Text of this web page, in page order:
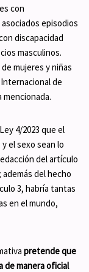
con
episodios
discapacidad
masculinos.
mujeres y niñas
de
mencionada.
4/2023 que el
el sexo sean lo
del artículo
además del hecho
3, habría tantas
en el mundo,
pretende que
de manera oficial